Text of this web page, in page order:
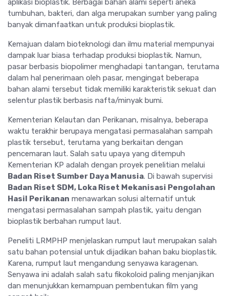
aplikasi bioplastik. Berbagai bahan alami seperti aneka
tumbuhan, bakteri, dan alga merupakan sumber yang paling
banyak dimanfaatkan untuk produksi bioplastik.
Kemajuan dalam bioteknologi dan ilmu material mempunyai
dampak luar biasa terhadap produksi bioplastik. Namun,
pasar berbasis biopolimer menghadapi tantangan, terutama
dalam hal penerimaan oleh pasar, mengingat beberapa
bahan alami tersebut tidak memiliki karakteristik sekuat dan
selentur plastik berbasis nafta/minyak bumi.
Kementerian Kelautan dan Perikanan, misalnya, beberapa
waktu terakhir berupaya mengatasi permasalahan sampah
plastik tersebut, terutama yang berkaitan dengan
pencemaran laut. Salah satu upaya yang ditempuh
Kementerian KP adalah dengan proyek penelitian melalui
Badan Riset Sumber Daya Manusia. Di bawah supervisi
Badan Riset SDM, Loka Riset Mekanisasi Pengolahan
Hasil Perikanan menawarkan solusi alternatif untuk
mengatasi permasalahan sampah plastik, yaitu dengan
bioplastik berbahan rumput laut.
Peneliti LRMPHP menjelaskan rumput laut merupakan salah
satu bahan potensial untuk dijadikan bahan baku bioplastik.
Karena, rumput laut mengandung senyawa karagenan.
Senyawa ini adalah salah satu fikokoloid paling menjanjikan
dan menunjukkan kemampuan pembentukan film yang